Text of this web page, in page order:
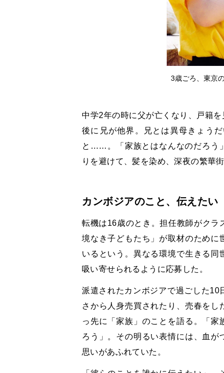
3歳ごろ、東京
中学2年の時に父が亡くなり、戸籍
後に兄が他界。兄とは異母きょう
と……。「家族とはなんなのだろう
りを避けて、髪を染め、深夜の繁華
カンボジアのこと、伝えたい
転機は16歳のとき。担任教師がクラ
境なき子どもたち」が取材のために
いるという。異なる環境で生きる同
吸い寄せられるように応募した。
派遣されたカンボジアで過ごした10
さから人身売買されたり、売春を
っ先に「家族」のことを語る。「
ろう」。その明るい表情には、血
思いがあふれていた。